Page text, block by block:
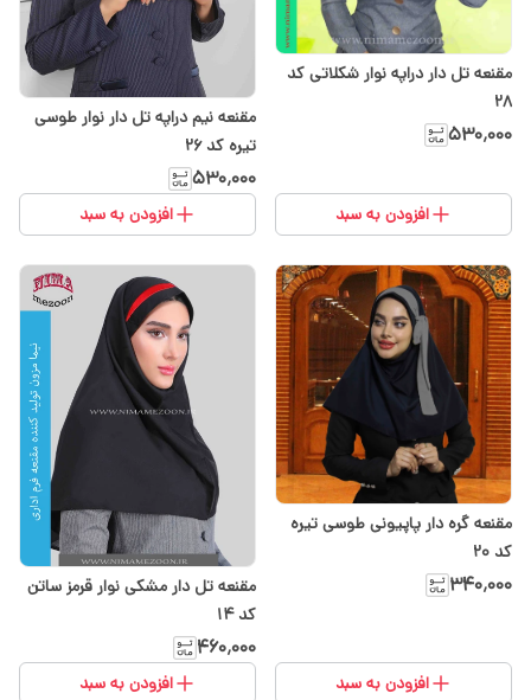
مقنعه تل دار دراپه نوار شکلاتی کد
28
۵۳۰٬۰۰۰
افزودن به سبد
مقنعه نیم دراپه تل دار نوار طوسی
تیره کد 26
۵۳۰٬۰۰۰
افزودن به سبد
مقنعه گره دار پاپیونی طوسی تیره
کد 20
۳۴۰٬۰۰۰
افزودن به سبد
مقنعه تل دار مشکی نوار قرمز ساتن
کد ۱۴
۴۶۰٬۰۰۰
افزودن به سبد